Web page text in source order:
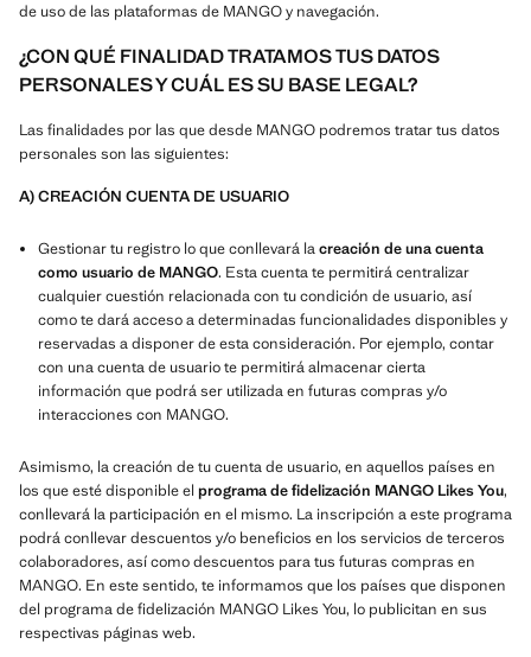
de uso de las plataformas de MANGO y navegación.
¿CON QUÉ FINALIDAD TRATAMOS TUS DATOS
PERSONALES Y CUÁL ES SU BASE LEGAL?
Las finalidades por las que desde MANGO podremos tratar tus datos
personales son las siguientes:
A) CREACIÓN CUENTA DE USUARIO
Gestionar tu registro lo que conllevará lacreación de una cuenta
como usuario de MANGO. Esta cuenta te permitirá centralizar
cualquier cuestión relacionada con tu condición de usuario, así
como te dará acceso a determinadas funcionalidades disponibles y
reservadas a disponer de esta consideración. Por ejemplo, contar
con una cuenta de usuario te permitirá almacenar cierta
información que podrá ser utilizada en futuras compras y/o
interacciones con MANGO.
Asimismo, la creación de tu cuenta de usuario, en aquellos países en
los que esté disponible el programa de fidelización MANGO Likes You,
conllevará la participación en el mismo. La inscripción a este programa
podrá conllevar descuentos y/o beneficios en los servicios de terceros
colaboradores, así como descuentos para tus futuras compras en
MANGO. En este sentido, te informamos que los países que disponen
del programa de fidelización MANGO Likes You, lo publicitan en sus
respectivas páginas web.